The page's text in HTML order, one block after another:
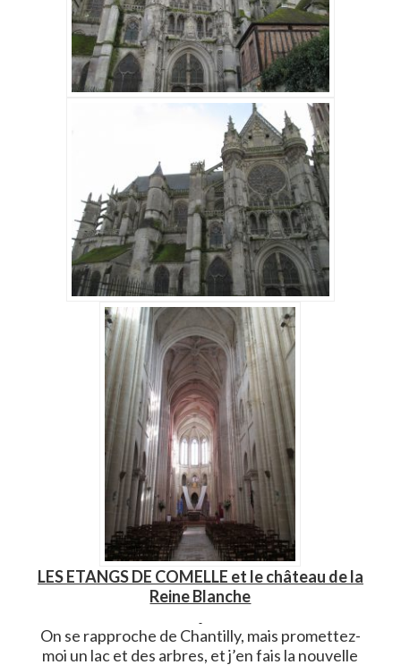
LES ETANGS DE COMELLE et le château de la
Reine Blanche
On se rapproche de Chantilly, mais promettez-
moi un lac et des arbres, et j’en fais la nouvelle